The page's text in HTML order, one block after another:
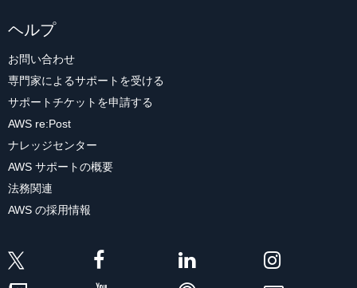
ヘルプ
お問い合わせ
専門家によるサポートを受ける
サポートチケットを申請する
AWS re:Post
ナレッジセンター
AWS サポートの概要
法務関連
AWS の採用情報